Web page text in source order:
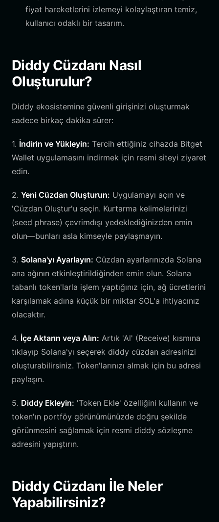
fiyat hareketlerini izlemeyi kolaylaştıran temiz,
kullanıcı odaklı bir tasarım.
Diddy Cüzdanı Nasıl
Oluşturulur?
Diddy ekosistemine güvenli girişinizi oluşturmak
sadece birkaç dakika sürer:
1. İndirin ve Yükleyin: Tercih ettiğiniz cihazda Bitget
Wallet uygulamasını indirmek için resmi siteyi ziyaret
edin.
2. Yeni Cüzdan Oluşturun: Uygulamayı açın ve
'Cüzdan Oluştur'u seçin. Kurtarma kelimelerinizi
(seed phrase) çevrimdışı yedeklediğinizden emin
olun—bunları asla kimseyle paylaşmayın.
3. Solana'yı Ayarlayın: Cüzdan ayarlarınızda Solana
ana ağının etkinleştirildiğinden emin olun. Solana
tabanlı token'larla işlem yaptığınız için, ağ ücretlerini
karşılamak adına küçük bir miktar SOL'a ihtiyacınız
olacaktır.
4. İçe Aktarın veya Alın: Artık 'Al' (Receive) kısmına
tıklayıp Solana'yı seçerek diddy cüzdan adresinizi
oluşturabilirsiniz. Token'larınızı almak için bu adresi
paylaşın.
5. Diddy Ekleyin: 'Token Ekle' özelliğini kullanın ve
token'ın portföy görünümünüzde doğru şekilde
görünmesini sağlamak için resmi diddy sözleşme
adresini yapıştırın.
Diddy Cüzdanı İle Neler
Yapabilirsiniz?